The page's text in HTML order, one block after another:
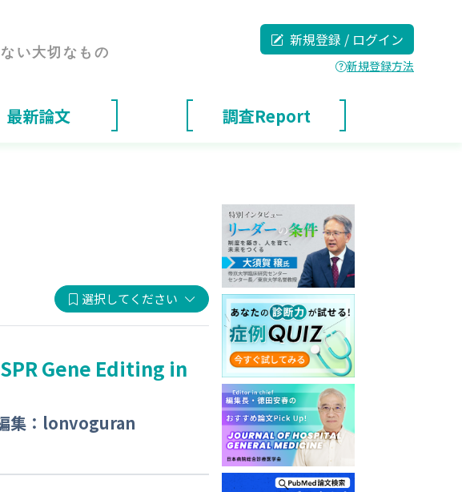
い大切なもの
新規登録 / ログイン
新規登録方法
最新論文 調査Report
選択してください
Gene Editing in
集：lonvoguran